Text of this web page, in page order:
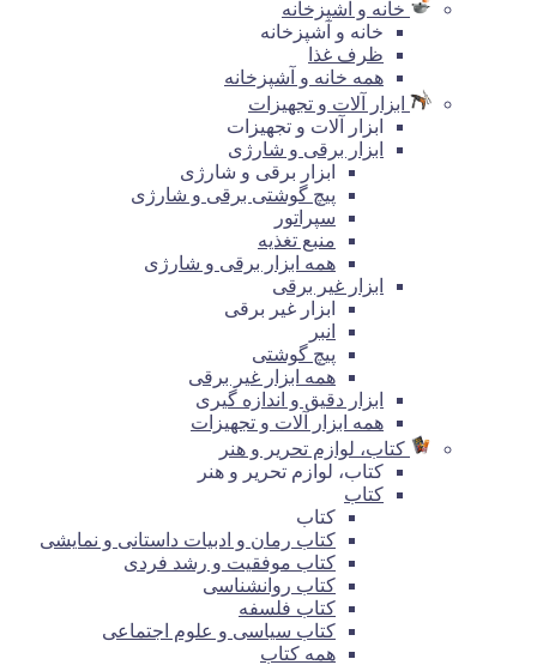
خانه و آشپزخانه
خانه و آشپزخانه
ظرف غذا
همه خانه و آشپزخانه
ابزار آلات و تجهیزات
ابزار آلات و تجهیزات
ابزار برقی و شارژی
ابزار برقی و شارژی
پیچ گوشتی برقی و شارژی
سپراتور
منبع تغذیه
همه ابزار برقی و شارژی
ابزار غیر برقی
ابزار غیر برقی
انبر
پیچ گوشتی
همه ابزار غیر برقی
ابزار دقیق و اندازه گیری
همه ابزار آلات و تجهیزات
کتاب، لوازم تحریر و هنر
کتاب، لوازم تحریر و هنر
کتاب
کتاب
کتاب رمان و ادبیات داستانی و نمایشی
کتاب موفقیت و رشد فردی
کتاب روانشناسی
کتاب فلسفه
کتاب سیاسی و علوم اجتماعی
همه کتاب